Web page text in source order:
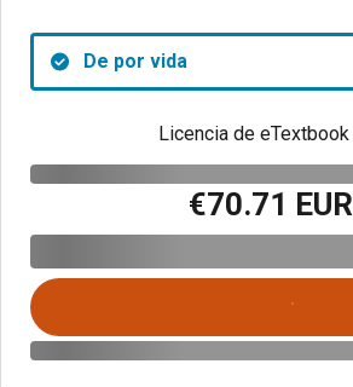
De por vida
Licencia de eTextbook
€70.71 EUR